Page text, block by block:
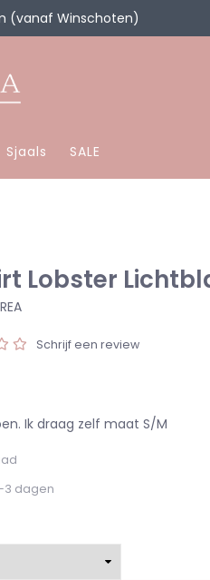
(vanaf Winschoten)
Sjaals SALE
Lobster
Schrijf een review
Ik draag zelf maat S/M
3 dagen